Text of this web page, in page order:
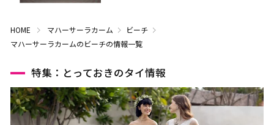
HOME マハーサーラカーム
ビーチ
マハーサーラカームのビーチの情報一覧
特集：とっておきのタイ情報